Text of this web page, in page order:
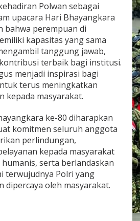
Polwan sebagai
upacara Hari Bhayangkara
bahwa perempuan di
kapasitas yang sama
tanggung jawab,
terbaik bagi institusi.
menjadi inspirasi bagi
terus meningkatkan
kepada masyarakat.
ke-80 diharapkan
komitmen seluruh anggota
perlindungan,
kepada masyarakat
serta berlandaskan
terwujudnya Polri yang
dipercaya oleh masyarakat.